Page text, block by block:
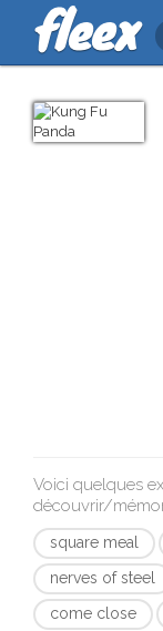
Voici quelques
découvrir/
square meal
nerves of steel
come close